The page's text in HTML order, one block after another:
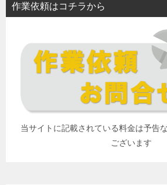
作業依頼はコチラから
当サイトに記載されている料金は予告
ございます